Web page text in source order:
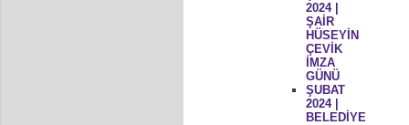
2024 |
ŞAİR
HÜSEYİN
ÇEVİK
İMZA
GÜNÜ
ŞUBAT
2024 |
BELEDİYE